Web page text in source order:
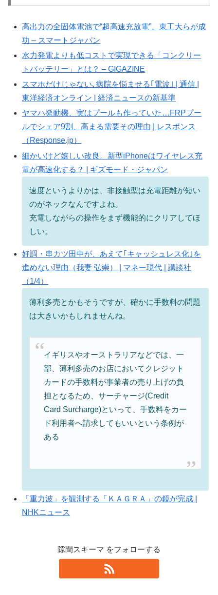
高出力の全固体電池で“超高速充放電”、東工大らが成
功 – スマートジャパン
水力発電よりも低コストで実現できる「コンクリー
トバッテリー」とは？ – GIGAZINE
スマホだけじゃない､病院を悩ませる｢電波｣ | 通信 |
東洋経済オンライン | 経済ニュースの新基準
ヤマハ発動機、実はプールも作っていた…FRPプー
ルでシェア9割、高まる需要その理由 | レスポンス
（Response.jp）
細かいけど嬉しい改良。新型iPhoneはワイヤレス充
電が高速化する？ | ギズモード・ジャパン
速度というよりかは、非接触型は充電距離が短い
のがネックなんですよね。
充電しながらの操作をまず機能的にクリアしてほ
しい。
好調・串カツ田中が、あえて｢キャッシュレス化｣を
進めない理由（我妻 弘崇） | マネー現代 | 講談社
（1/4）
薄利多売とかもそうですが、確かに手数料の問題
は大きいかもしれませんね。
イギリスやオーストラリアなどでは、一
部、薄利多売のお店においてクレジット
カードの手数料が事業者の売り上げの負
担となるため、サーチャージ(Credit
Card Surcharge)といって、手数料をカー
ド利用者へ請求してもいいという条例が
ある
「重力波」を観測する「ＫＡＧＲＡ」の鏡が完成 |
NHKニュース
隙間スキーマ をフォローする